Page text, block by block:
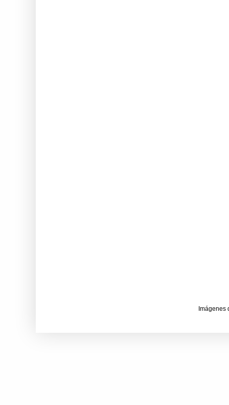
Imágenes